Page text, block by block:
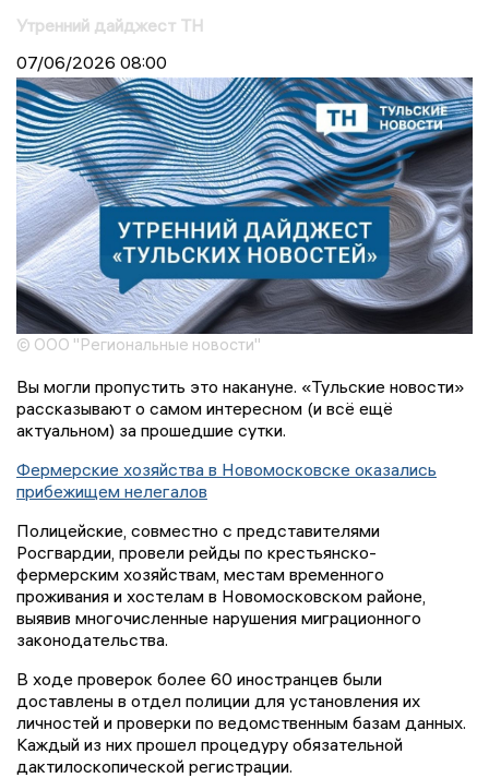
Утренний дайджест ТН
07/06/2026 08:00
© ООО "Региональные новости"
Вы могли пропустить это накануне. «Тульские новости»
рассказывают о самом интересном (и всё ещё
актуальном) за прошедшие сутки.
Фермерские хозяйства в Новомосковске оказались
прибежищем нелегалов
Полицейские, совместно с представителями
Росгвардии, провели рейды по крестьянско-
фермерским хозяйствам, местам временного
проживания и хостелам в Новомосковском районе,
выявив многочисленные нарушения миграционного
законодательства.
В ходе проверок более 60 иностранцев были
доставлены в отдел полиции для установления их
личностей и проверки по ведомственным базам данных.
Каждый из них прошел процедуру обязательной
дактилоскопической регистрации.